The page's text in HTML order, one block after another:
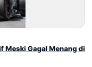
Meski Gagal Menang di